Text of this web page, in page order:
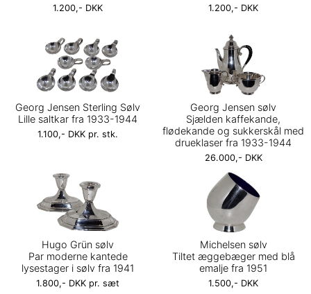
1.200,- DKK 1.200,- DKK
Georg Jensen Sterling Sølv
Lille saltkar fra 1933-1944
1.100,- DKK pr. stk.
Georg Jensen sølv
Sjælden kaffekande,
flødekande og sukkerskål med
drueklaser fra 1933-1944
26.000,- DKK
Hugo Grün sølv
Par moderne kantede
lysestager i sølv fra 1941
1.800,- DKK pr. sæt
Michelsen sølv
Tiltet æggebæger med blå
emalje fra 1951
1.500,- DKK